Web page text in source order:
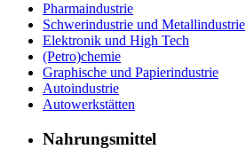
Pharmaindustrie
Schwerindustrie und Metallindustrie
Elektronik und High Tech
(Petro)chemie
Graphische und Papierindustrie
Autoindustrie
Autowerkstätten
Nahrungsmittel